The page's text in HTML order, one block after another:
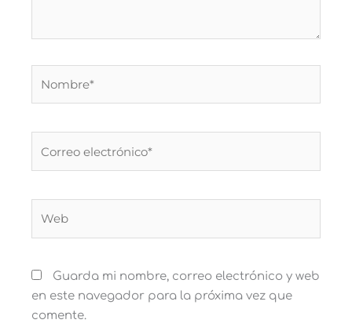
electrónico*
Guarda mi nombre, correo electrónico y web
en este navegador para la próxima vez que
comente.